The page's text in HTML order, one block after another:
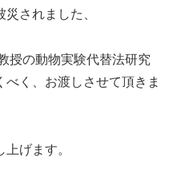
されました、
授の動物実験代替法研究
く、お渡しさせて頂きま
上げます。